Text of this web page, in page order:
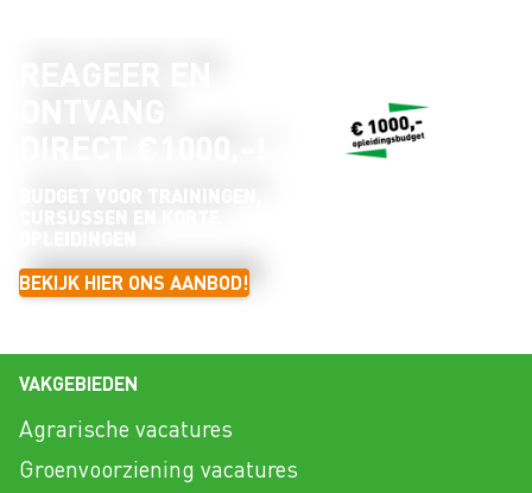
BEKIJK HIER ONS AANBOD!
VAKGEBIEDEN
Agrarische vacatures
Groenvoorziening vacatures